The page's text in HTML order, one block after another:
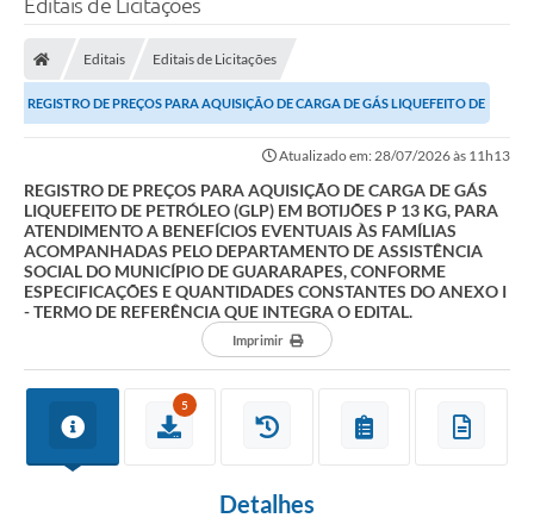
Editais de Licitações
Editais Editais de Licitações
REGISTRO DE PREÇOS PARA AQUISIÇÃO DE CARGA DE GÁS LIQUEFEITO DE
Atualizado em: 28/07/2026 às 11h13
REGISTRO DE PREÇOS PARA AQUISIÇÃO DE CARGA DE GÁS
LIQUEFEITO DE PETRÓLEO (GLP) EM BOTIJÕES P 13 KG, PARA
ATENDIMENTO A BENEFÍCIOS EVENTUAIS ÀS FAMÍLIAS
ACOMPANHADAS PELO DEPARTAMENTO DE ASSISTÊNCIA
SOCIAL DO MUNICÍPIO DE GUARARAPES, CONFORME
ESPECIFICAÇÕES E QUANTIDADES CONSTANTES DO ANEXO I
- TERMO DE REFERÊNCIA QUE INTEGRA O EDITAL.
Imprimir
5
Detalhes